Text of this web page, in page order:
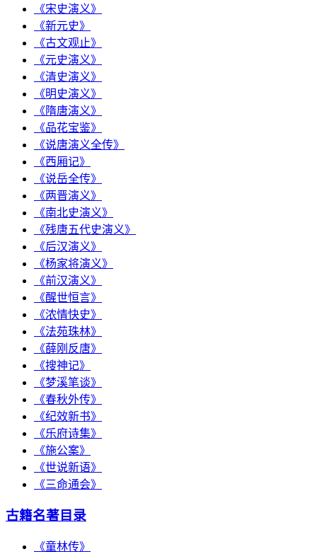
《宋史演义》
《新元史》
《古文观止》
《元史演义》
《清史演义》
《明史演义》
《隋唐演义》
《品花宝鉴》
《说唐演义全传》
《西厢记》
《说岳全传》
《两晋演义》
《南北史演义》
《残唐五代史演义》
《后汉演义》
《杨家将演义》
《前汉演义》
《醒世恒言》
《浓情快史》
《法苑珠林》
《薛刚反唐》
《搜神记》
《梦溪笔谈》
《春秋外传》
《纪效新书》
《乐府诗集》
《施公案》
《世说新语》
《三命通会》
古籍名著目录
《童林传》